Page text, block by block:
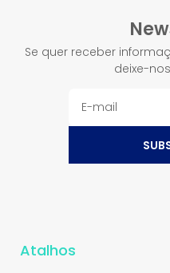
Se quer receber
deixe-
Atalhos